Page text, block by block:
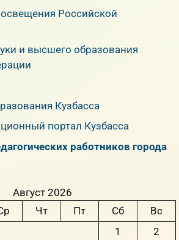
Российской
и высшего образования
Кузбасса
портал Кузбасса
работников города
Август 2026
Чт Пт Сб
Вс
1
2